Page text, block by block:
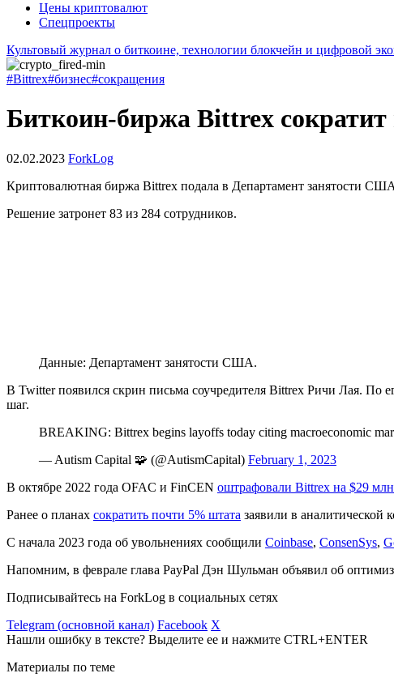
Цены криптовалют
Спецпроекты
Культовый журнал о биткоине, технологии блокчейн и цифровой
#Bittrex#бизнес#сокращения
Биткоин-биржа Bittrex
02.02.2023 ForkLog
Криптовалютная биржа Bittrex подала в Департамент занятости США
Решение затронет 83 из 284 сотрудников.
Данные: Департамент занятости США.
В Twitter появился скрин письма соучредителя Bittrex Ричи Лая. По
шаг.
BREAKING: Bittrex begins layoffs today citing macroeconomic
— Autism Capital 🧩 (@AutismCapital) February 1, 2023
В октябре 2022 года OFAC и FinCEN оштрафовали Bittrex на $29 млн
Ранее о планах сократить почти 5% штата заявили в аналитической
С начала 2023 года об увольнениях сообщили Coinbase, ConsenSys,
Напомним, в феврале глава PayPal Дэн Шульман объявил об
Подписывайтесь на ForkLog в социальных сетях
Telegram (основной канал) Facebook X
Нашли ошибку в тексте? Выделите ее и нажмите CTRL+ENTER
Материалы по теме